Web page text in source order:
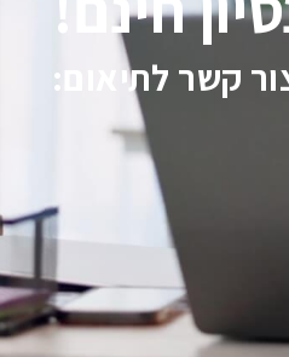
קשר לתיאום: